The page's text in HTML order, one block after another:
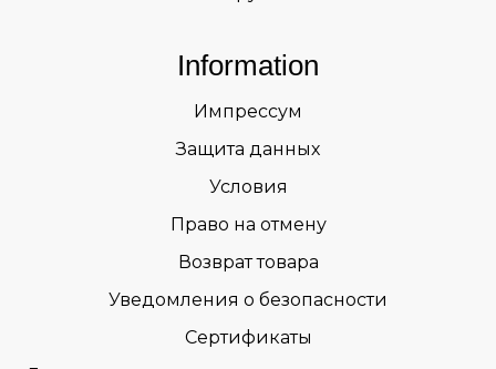
Information
Импрессум
Защита данных
Условия
Право на отмену
Возврат товара
Уведомления о безопасности
Сертификаты